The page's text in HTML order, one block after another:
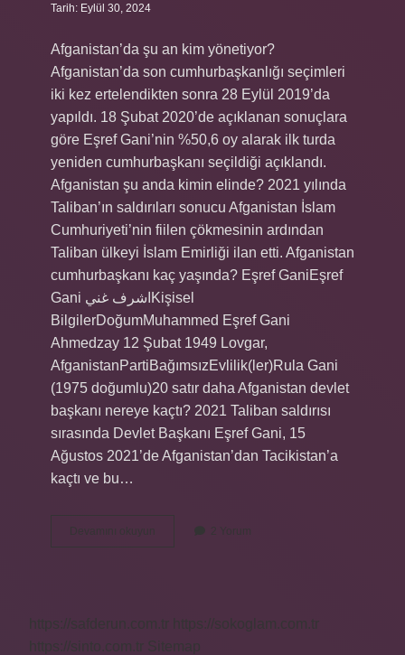
Tarih: Eylül 30, 2024
Afganistan’da şu an kim yönetiyor?
Afganistan’da son cumhurbaşkanlığı seçimleri
iki kez ertelendikten sonra 28 Eylül 2019’da
yapıldı. 18 Şubat 2020’de açıklanan sonuçlara
göre Eşref Gani’nin %50,6 oy alarak ilk turda
yeniden cumhurbaşkanı seçildiği açıklandı.
Afganistan şu anda kimin elinde? 2021 yılında
Taliban’ın saldırıları sonucu Afganistan İslam
Cumhuriyeti’nin fiilen çökmesinin ardından
Taliban ülkeyi İslam Emirliği ilan etti. Afganistan
cumhurbaşkanı kaç yaşında? Eşref GaniEşref
Gani اشرف غنيKişisel
BilgilerDoğumMuhammed Eşref Gani
Ahmedzay 12 Şubat 1949 Lovgar,
AfganistanPartiBağımsızEvlilik(ler)Rula Gani
(1975 doğumlu)20 satır daha Afganistan devlet
başkanı nereye kaçtı? 2021 Taliban saldırısı
sırasında Devlet Başkanı Eşref Gani, 15
Ağustos 2021’de Afganistan’dan Tacikistan’a
kaçtı ve bu…
Devamını okuyun
Afganistan
Şu
2 Yorum
https://safderun.com.tr
https://sokoglam.com.tr
https://sinto.com.tr
Sitemap